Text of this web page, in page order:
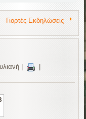
Γιορτές-Εκδηλώσεις